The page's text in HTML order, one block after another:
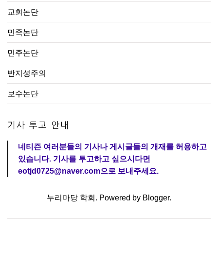
교회논단
민족논단
민주논단
반지성주의
보수논단
기사 투고 안내
네티즌 여러분들의 기사나 게시글들의 개재를 허용하고
있습니다. 기사를 투고하고 싶으시다면
eotjd0725@naver.com으로 보내주세요.
누리마당 학회. Powered by Blogger.